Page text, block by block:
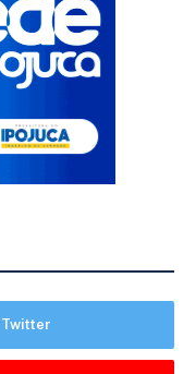
Twitter